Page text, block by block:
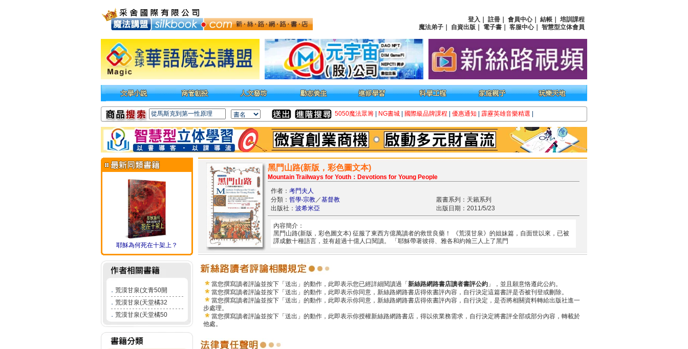
登入 註冊 會員中心｜ 結帳
培訓課程
魔法弟子
自資出版 電子書 客服中心｜ 智慧型立体會員
5050魔法眾籌 NG書城 國際級品牌課程 優惠通知 霹靂英雄音樂精選
耶穌為何死在十架上？
． 荒漠甘泉(文青50開
． 荒漠甘泉(天堂橘32
． 荒漠甘泉(天堂橘50
黑門山路(新版，彩色圖文本)
Mountain Trailways for Youth：Devotions for Young People
作者： 考門夫人
分類： 哲學‧宗教／基督教
叢書系列：天籟系列
出版社： 波希米亞 出版日期：2011/5/23
內容簡介：
黑門山路(新版，彩色圖文本) 征服了東西方億萬讀者的救世良藥！ 《荒漠甘泉》的姐妹篇，自面世以來，已被
譯成數十種語言，並有超過十億人口閱讀。 「耶穌帶著彼得、雅各和約翰三人上了黑門
當您撰寫讀者評論並按下「送出」的動作，此即表示您已經詳細閱讀過「 新絲路網路書店讀者書評公約 」，並且願意恪遵此公約。
當您撰寫讀者評論並按下「送出」的動作，此即表示你同意，新絲路網路書店得依書評內容，自行決定這篇書評是否被刊登或刪除。
當您撰寫讀者評論並按下「送出」的動作，此即表示你同意，新絲路網路書店得依書評內容，自行決定，是否將相關資料轉給出版社進一
步處理。
當您撰寫讀者評論並按下「送出」的動作，此即表示你授權新絲路網路書店，得以依業務需求，自行決定將書評全部或部分內容，轉載於
他處。